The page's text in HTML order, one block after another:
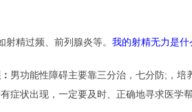
精过频、前列腺炎等。 我的射精无力是
男功能性障碍主要靠三分治，七分防;，培
症状出现，一定要及时、正确地寻求医学